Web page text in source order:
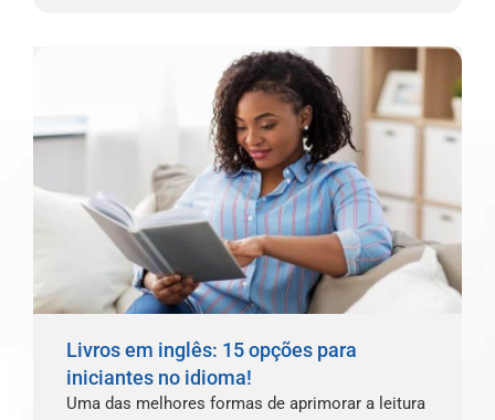
Livros em inglês: 15 opções para
iniciantes no idioma!
Uma das melhores formas de aprimorar a leitura